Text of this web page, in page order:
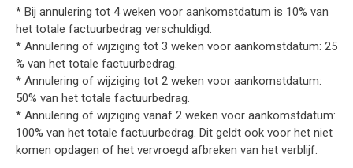
* Bij annulering tot 4 weken voor aankomstdatum is 10% van
het totale factuurbedrag verschuldigd.
* Annulering of wijziging tot 3 weken voor aankomstdatum: 25
% van het totale factuurbedrag.
* Annulering of wijziging tot 2 weken voor aankomstdatum:
50% van het totale factuurbedrag.
* Annulering of wijziging vanaf 2 weken voor aankomstdatum:
100% van het totale factuurbedrag. Dit geldt ook voor het niet
komen opdagen of het vervroegd afbreken van het verblijf.